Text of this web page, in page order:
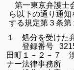
第一東京弁護士
ら以下の通り通
する規定第３条
１ 処分を受け
登録番号
田町１－２－７
ナー法律事務所